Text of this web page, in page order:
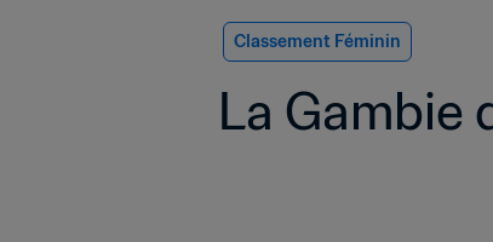
Classement Féminin
La Gambie